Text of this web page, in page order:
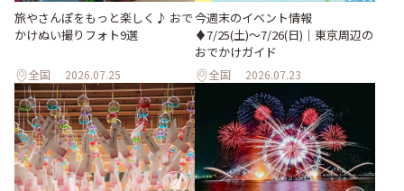
旅やさんぽをもっと楽しく♪ おで
かけぬい撮りフォト9選
全国 2026.07.25
今週末のイベント情報
♦︎7/25(土)〜7/26(日)｜東京周辺の
おでかけガイド
全国 2026.07.23